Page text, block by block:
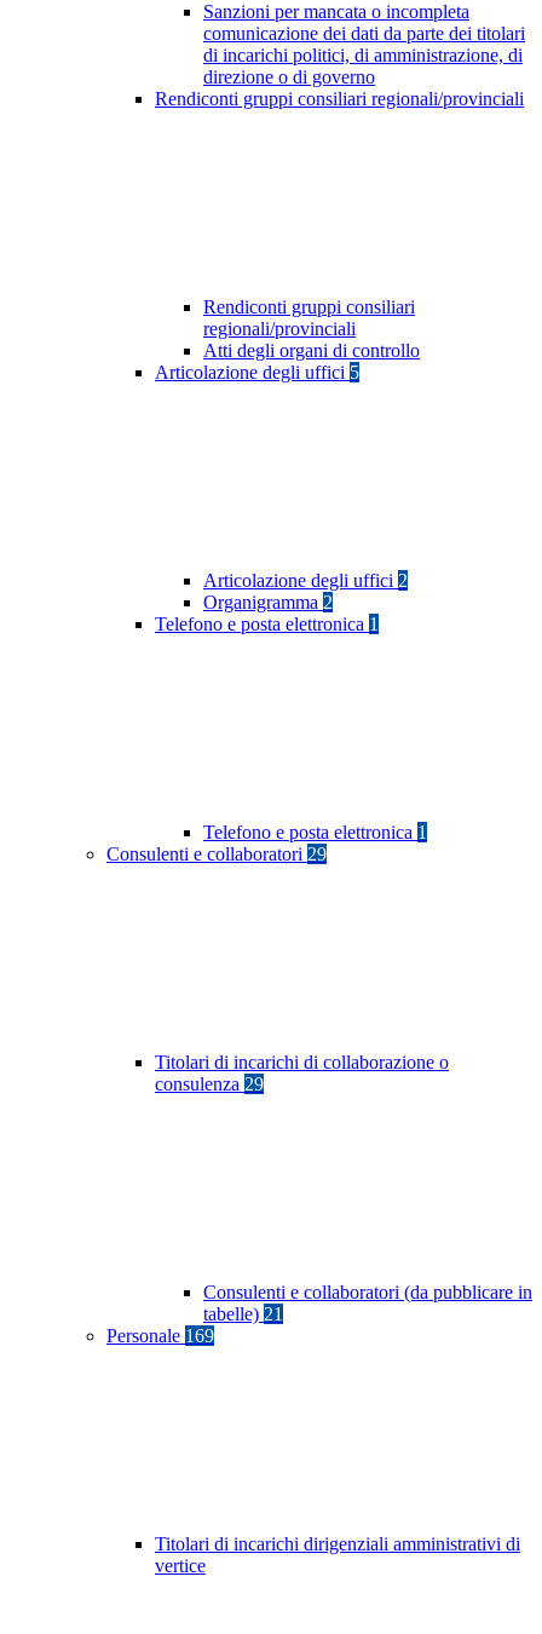
Sanzioni per mancata o incompleta
comunicazione dei dati da parte dei titolari
di incarichi politici, di amministrazione, di
direzione o di governo
Rendiconti gruppi consiliari regionali/provinciali
Rendiconti gruppi consiliari
regionali/provinciali
Atti degli organi di controllo
Articolazione degli uffici 5
Articolazione degli uffici 2
Organigramma 2
Telefono e posta elettronica 1
Telefono e posta elettronica 1
Consulenti e collaboratori 29
Titolari di incarichi di collaborazione o
consulenza 29
Consulenti e collaboratori (da pubblicare in
tabelle) 21
Personale 169
Titolari di incarichi dirigenziali amministrativi di
vertice